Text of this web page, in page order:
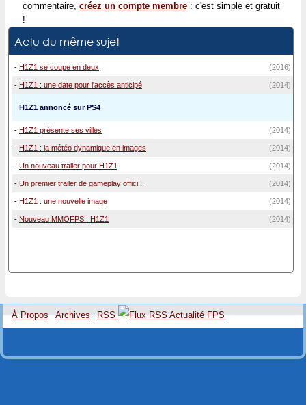
commentaire, créez un compte membre : c'est simple et gratuit
!
Actu du même sujet
- H1Z1 se coupe en deux (2016)
- H1Z1 : une date pour l'accès anticipé (2014)
H1Z1 annoncé sur PS4
- H1Z1 présente ses villes (2014)
- H1Z1 : la météo dynamique en images (2014)
- Un nouveau trailer pour H1Z1 (2014)
- Un premier trailer de gameplay offici... (2014)
- H1Z1 : une nouvelle image (2014)
- Nouveau MMOFPS : H1Z1 (2014)
À Propos Archives RSS